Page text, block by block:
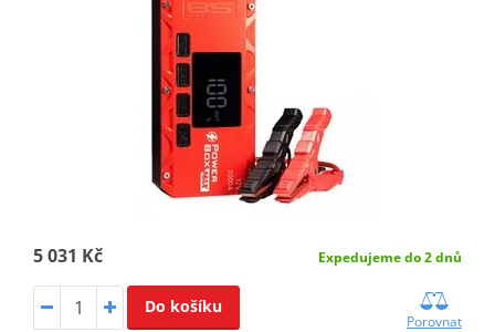
5 031 Kč Expedujeme do 2 dnů
Do košíku
Porovnat